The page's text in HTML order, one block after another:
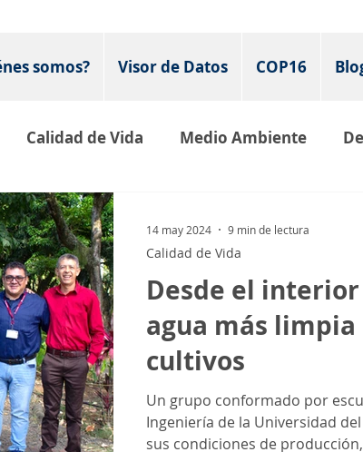
somos? Visor de Datos COP16
Calidad de Vida Medio Ambiente
género seguridad
Desde el
agua más limpia
cultivos
Un grupo conformado por
Ingeniería de la Universidad
sus condiciones de
Calidad de Vida
14 may 2024 9 min de lectura